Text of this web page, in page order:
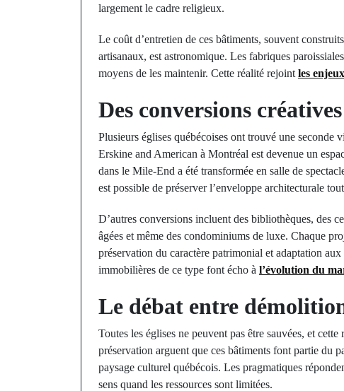
largement le cadre religieux.
Le coût d’entretien de ces bâtiments, souvent
artisanaux, est astronomique. Les fabriques
moyens de les maintenir. Cette réalité rejoint les
Des conversions créatives
Plusieurs églises québécoises ont trouvé une seconde
Erskine and American à Montréal est devenue un
dans le Mile-End a été transformée en salle de
est possible de préserver l’enveloppe architecturale
D’autres conversions incluent des bibliothèques, des
âgées et même des condominiums de luxe. Chaque
préservation du caractère patrimonial et adaptation
immobilières de ce type font écho à l’évolution du
Le débat entre
Toutes les églises ne peuvent pas être sauvées, et
préservation arguent que ces bâtiments font partie du
paysage culturel québécois. Les pragmatiques
sens quand les ressources sont limitées.